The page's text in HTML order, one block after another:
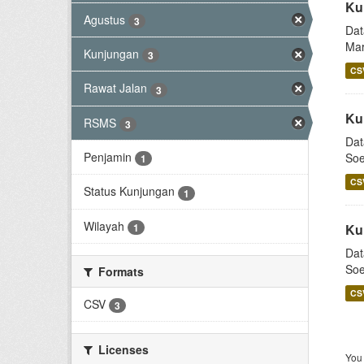
Agustus 3
Kunjungan 3
Rawat Jalan 3
RSMS 3
Penjamin 1
Status Kunjungan 1
Wilayah 1
Formats
CSV
3
Licenses